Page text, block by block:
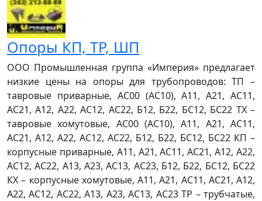
Опоры КП, ТР, ШП
ООО Промышленная группа «Империя» предлагает
низкие цены на опоры для трубопроводов: ТП –
тавровые приварные, АС00 (АС10), А11, А21, АС11,
АС21, А12, А22, АС12, АС22, Б12, Б22, БС12, БС22 ТХ –
тавровые хомутовые, АС00 (АС10), А11, А21, АС11,
АС21, А12, А22, АС12, АС22, Б12, Б22, БС12, БС22 КП –
корпусные приварные, А11, А21, АС11, АС21, А12, А22,
АС12, АС22, А13, А23, АС13, АС23, Б12, Б22, БС12, БС22
КХ – корпусные хомутовые, А11, А21, АС11, АС21, А12,
А22, АС12, АС22, А13, А23, АС13, АС23 ТР – трубчатые,